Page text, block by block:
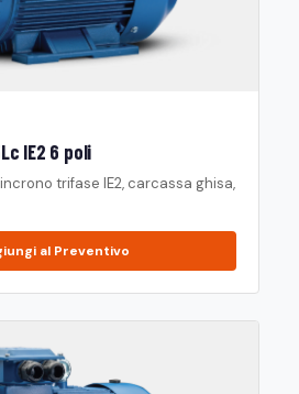
IE2 6 poli
trifase IE2, carcassa ghisa,
al Preventivo